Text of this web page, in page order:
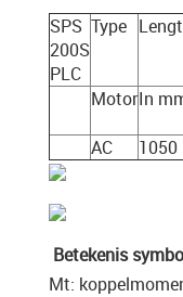
SPS
200S
PLC
Type
MotorIn
AC
1050
Betekenis
Mt: